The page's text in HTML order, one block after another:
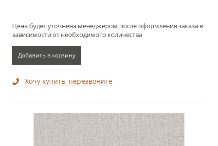
Цена будет уточнена менеджером после оформления заказа в
зависимости от необходимого количества
Добавить в корзину
Хочу купить, перезвоните